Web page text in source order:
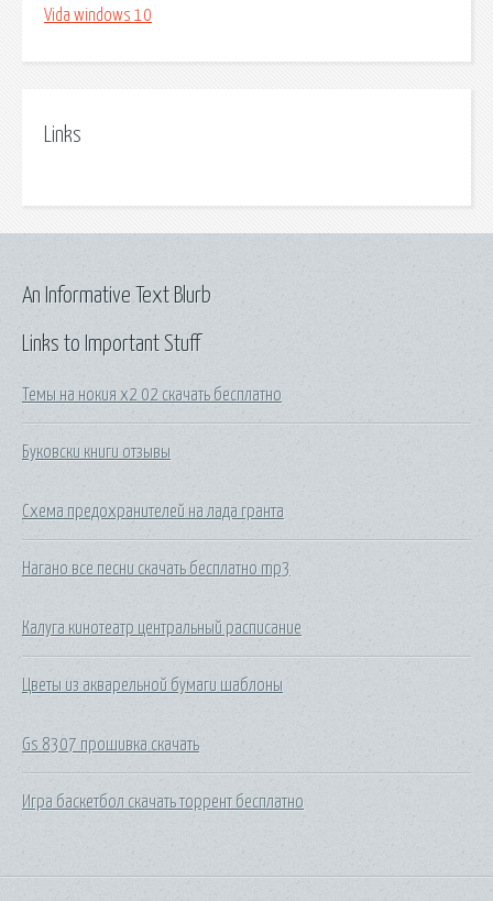
Vida windows 10
Links
Links to Important Stuff
Темы на нокия х2 02 скачать бесплатно
Буковски книги отзывы
Схема предохранителей на лада гранта
Нагано все песни скачать бесплатно mp3
Калуга кинотеатр центральный расписание
Цветы из акварельной бумаги шаблоны
Gs 8307 прошивка скачать
Игра баскетбол скачать торрент бесплатно
An Informative Text Blurb